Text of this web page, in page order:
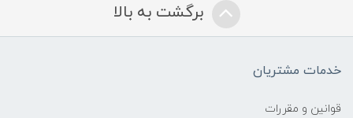
برگشت به بالا
خدمات مشتریان
قوانین و مقررات